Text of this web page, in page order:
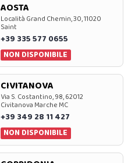
AOSTA
Località Grand Chemin, 30, 11020
Saint
+39 335 577 0655
NON DISPONIBILE
CIVITANOVA
Via S. Costantino, 98, 62012
Civitanova Marche MC
+39 349 28 11 427
NON DISPONIBILE